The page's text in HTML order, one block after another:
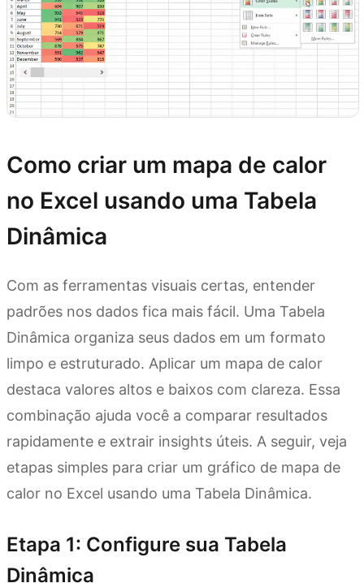
Como criar um mapa de calor
no Excel usando uma Tabela
Dinâmica
Com as ferramentas visuais certas, entender
padrões nos dados fica mais fácil. Uma Tabela
Dinâmica organiza seus dados em um formato
limpo e estruturado. Aplicar um mapa de calor
destaca valores altos e baixos com clareza. Essa
combinação ajuda você a comparar resultados
rapidamente e extrair insights úteis. A seguir, veja
etapas simples para criar um gráfico de mapa de
calor no Excel usando uma Tabela Dinâmica.
Etapa 1: Configure sua Tabela
Dinâmica